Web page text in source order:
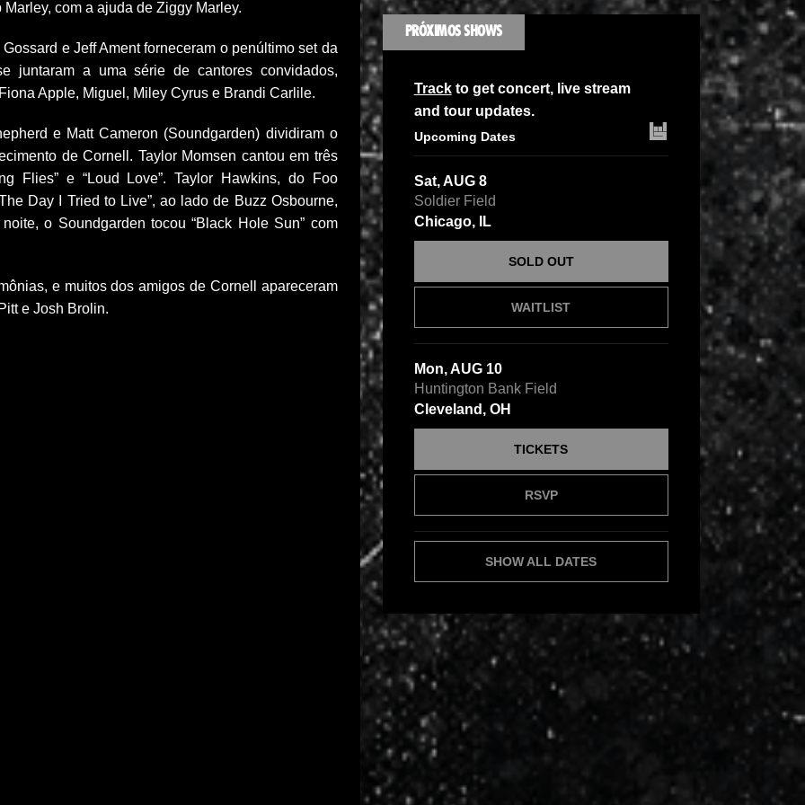
com a ajuda de Ziggy Marley.
e Jeff Ament forneceram o penúltimo set da
juntaram a uma série de cantores convidados,
Apple, Miguel, Miley Cyrus e Brandi Carlile.
e Matt Cameron (Soundgarden) dividiram o
de Cornell. Taylor Momsen cantou em três
Flies” e “Loud Love”. Taylor Hawkins, do Foo
Day I Tried to Live”, ao lado de Buzz Osbourne,
o Soundgarden tocou “Black Hole Sun” com
e muitos dos amigos de Cornell apareceram
e Josh Brolin.
PRÓXIMOS SHOWS
Trackto get concert, live stream
and tour updates.
Upcoming Dates
Sat, AUG 8
Soldier Field
Chicago, IL
WAITLIST
SOLD OUT
Mon, AUG 10
Huntington Bank Field
Cleveland, OH
RSVP
TICKETS
SHOW ALL DATES